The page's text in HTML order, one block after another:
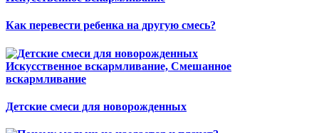
Как перевести ребенка на другую смесь?
Искусственное вскармливание, Смешанное
вскармливание
Детские смеси для новорожденных